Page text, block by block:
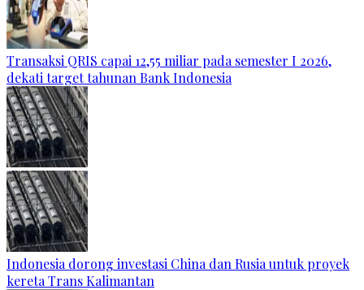
Transaksi QRIS capai 12,55 miliar pada semester I 2026,
dekati target tahunan Bank Indonesia
Indonesia dorong investasi China dan Rusia untuk proyek
kereta Trans Kalimantan